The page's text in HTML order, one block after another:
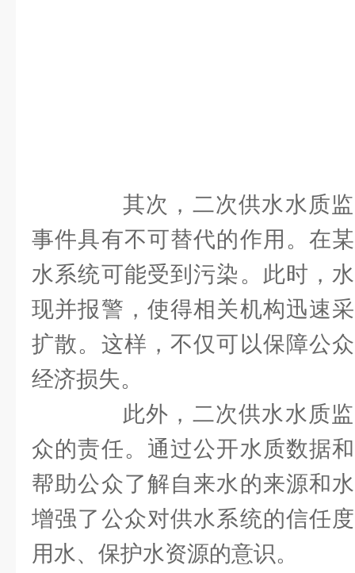
其次，二次供水水质监
事件具有不可替代的作用。在
水系统可能受到污染。此时，
现并报警，使得相关机构迅速
扩散。这样，不仅可以保障公
经济损失。
此外，二次供水水质监
众的责任。通过公开水质数据
帮助公众了解自来水的来源和
增强了公众对供水系统的信任
用水、保护水资源的意识。